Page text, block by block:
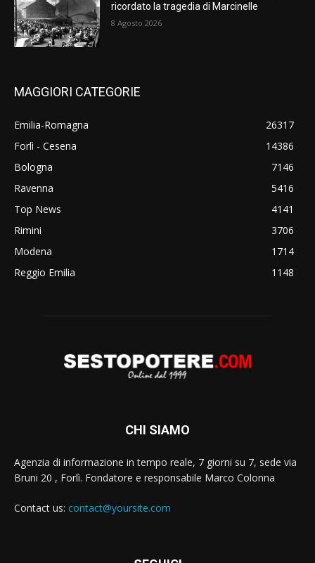
ricordato la tragedia di Marcinelle
8 Agosto 2026
MAGGIORI CATEGORIE
Emilia-Romagna
26317
Forlì - Cesena
14386
Bologna
7146
Ravenna
5416
Top News
4141
Rimini
3706
Modena
1714
Reggio Emilia
1148
CHI SIAMO
Agenzia di informazione in tempo reale, 7 giorni su 7, sede via
Bruni 20 , Forlì. Fondatore e responsabile Marco Colonna
Contact us: contact@yoursite.com